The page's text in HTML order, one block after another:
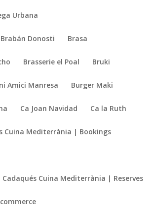
Urbana
Brabán Donosti Brasa
Brasserie el Poal Bruki
Amici Manresa Burger Maki
Ca Joan Navidad Ca la Ruth
Cuina Mediterrània | Bookings
Cadaqués Cuina Mediterrània | Reserves